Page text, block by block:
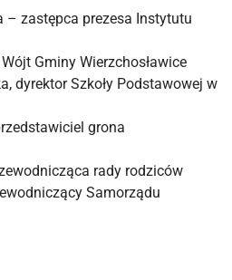
– zastępca prezesa Instytutu
Gminy Wierzchosławice
dyrektor Szkoły Podstawowej w
grona
rady rodziców
Samorządu